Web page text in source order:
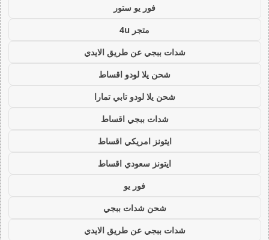
فور يو ستور
متجر 4u
شدات ببجي عن طريق الايدي
شحن يلا لودو اقساط
شحن يلا لودو تابي تمارا
شدات ببجي اقساط
ايتونز امريكي اقساط
ايتونز سعودي اقساط
فور يو
شحن شدات ببجي
شدات ببجي عن طريق الايدي